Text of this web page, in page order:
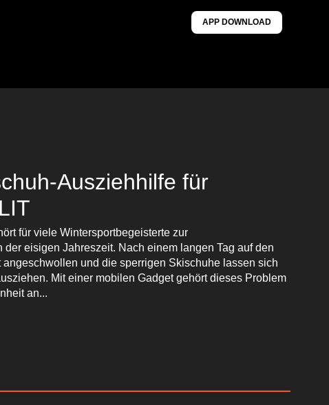
APP DOWNLOAD
Ausziehhilfe für
für viele Wintersportbegeisterte zur
der eisigen Jahreszeit. Nach einem langen Tag auf den
angeschwollen und die sperrigen Skischuhe lassen sich
Mit einer mobilen Gadget gehört dieses Problem
an...